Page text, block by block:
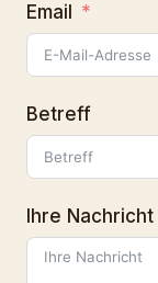
Email
Betreff
Ihre Nachricht